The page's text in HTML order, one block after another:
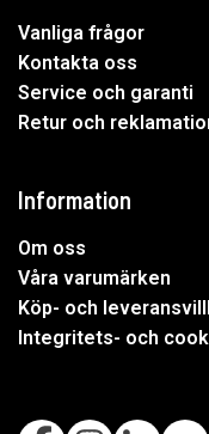
Vanliga frågor
Kontakta oss
Service och garanti
Retur och
Information
Om oss
Våra varumärken
Köp- och
Integritets- och